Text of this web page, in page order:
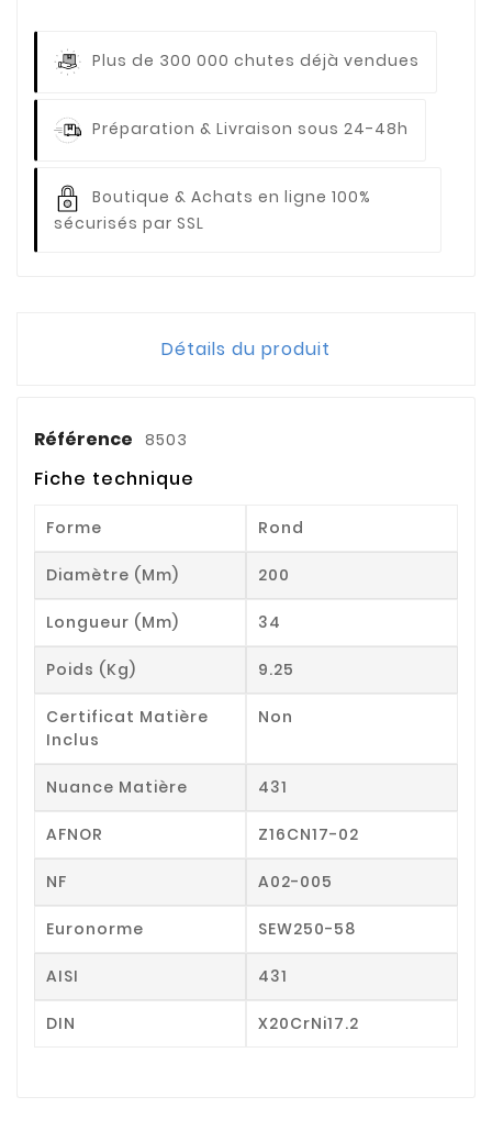
Plus de 300 000 chutes déjà vendues
Préparation & Livraison sous 24-48h
Boutique & Achats en ligne 100%
sécurisés par SSL
Détails du produit
Référence 8503
Fiche technique
Forme Rond
Diamètre (mm) 200
Longueur (mm) 34
Poids (kg) 9.25
Certificat Matière
Inclus
Non
Nuance Matière 431
AFNOR Z16CN17-02
NF A02-005
Euronorme SEW250-58
AISI 431
DIN X20CrNi17.2